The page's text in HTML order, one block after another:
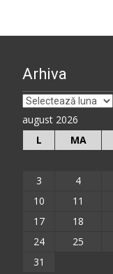
Arhiva
Arhiva
august 2026
L
MA
3
4
10
11
17
18
24
25
31